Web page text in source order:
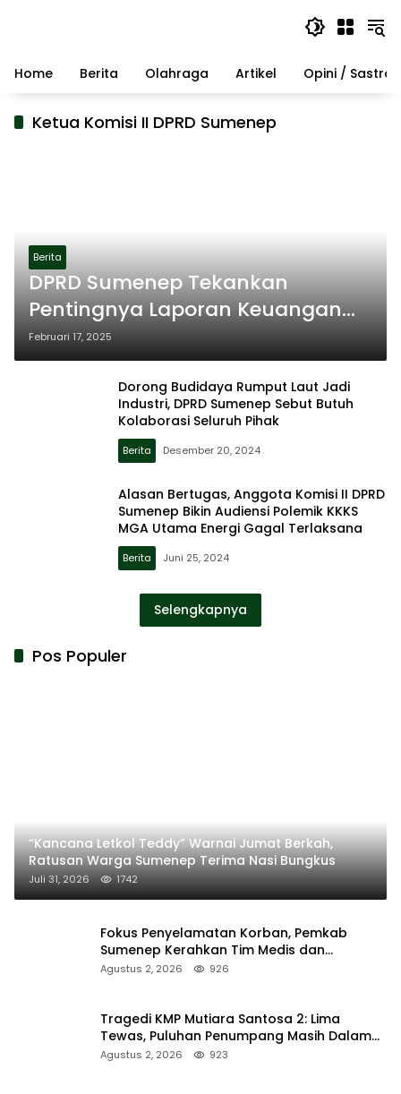
Home
Berita Olahraga Artikel Opini / Sastra
Ketua Komisi II DPRD Sumenep
Berita
DPRD Sumenep Tekankan
Pentingnya Laporan Keuangan
Triwulan untuk Koperasi
Februari 17, 2025
Dorong Budidaya Rumput Laut Jadi
Industri, DPRD Sumenep Sebut Butuh
Kolaborasi Seluruh Pihak
Berita Desember 20, 2024
Alasan Bertugas, Anggota Komisi II DPRD
Sumenep Bikin Audiensi Polemik KKKS
MGA Utama Energi Gagal Terlaksana
Berita Juni 25, 2024
Selengkapnya
Pos Populer
“Kancana Letkol Teddy” Warnai Jumat Berkah,
Ratusan Warga Sumenep Terima Nasi Bungkus
Juli 31, 2026 1742
Fokus Penyelamatan Korban, Pemkab
Sumenep Kerahkan Tim Medis dan
Ambulans ke Pelabuhan Kalianget
Agustus 2, 2026 926
Tragedi KMP Mutiara Santosa 2: Lima
Tewas, Puluhan Penumpang Masih Dalam
Pencarian
Agustus 2, 2026 923